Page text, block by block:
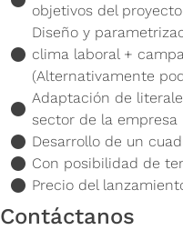
objetivos del
Diseño y
clima laboral +
(Alternativamente
Adaptación de
sector de la empresa
Desarrollo de un
Con posibilidad de
Precio del
Contáctanos